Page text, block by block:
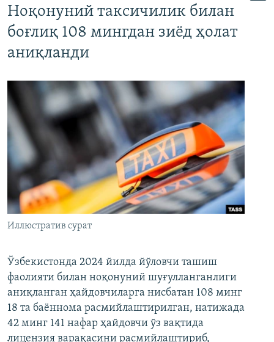
Ноқонуний таксичилик билан
боғлиқ 108 мингдан зиёд ҳолат
аниқланди
Иллюстратив сурат
Ўзбекистонда 2024 йилда йўловчи ташиш
фаолияти билан ноқонуний шуғулланганлиги
аниқланган ҳайдовчиларга нисбатан 108 минг
18 та баённома расмийлаштирилган, натижада
42 минг 141 нафар ҳайдовчи ўз вақтида
лицензия варақасини расмийлаштириб,